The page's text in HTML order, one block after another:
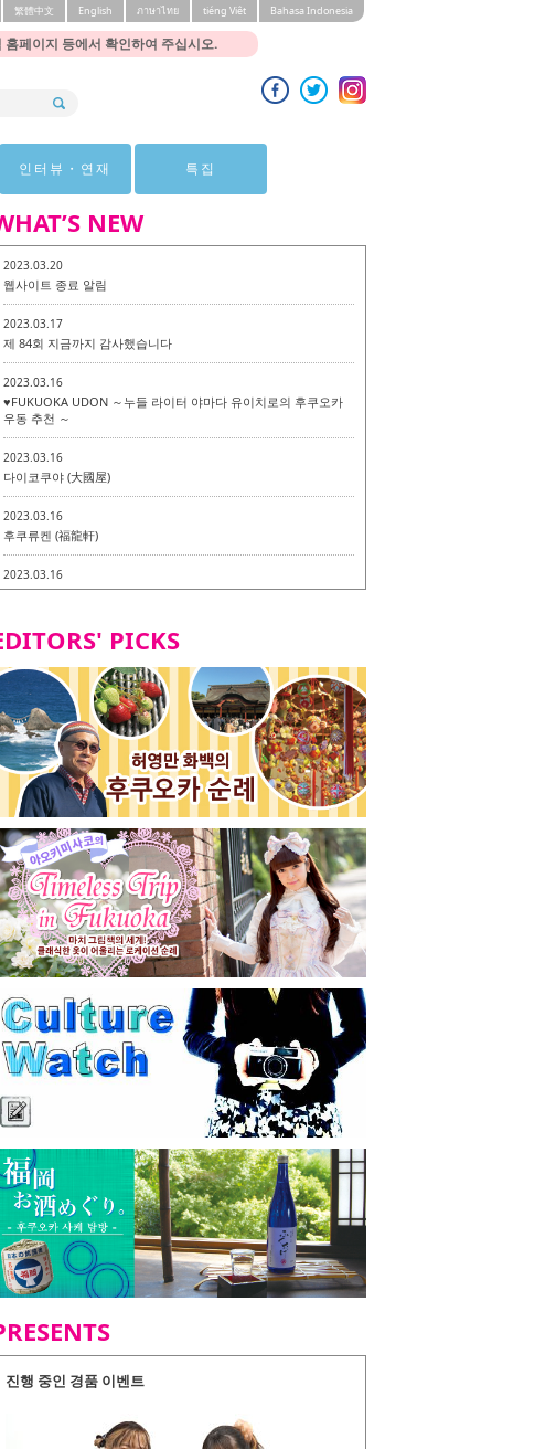
페이지 등에서 확인하여 주십시오.
繁體中文 English ภาษาไทย tiéng Viêt Bahasa Indonesia
인터뷰・연재 특집
NEW
2023.03.20
웹사이트 종료 알림
2023.03.17
제 84회 지금까지 감사했습니다
2023.03.16
♥FUKUOKA UDON ～누들 라이터 야마다 유이치로의 후쿠오카
우동 추천 ～
2023.03.16
다이코쿠야 (大國屋)
2023.03.16
후쿠류켄 (福龍軒)
2023.03.16
후쿠오카 라멘 월드 - Presented by 누들 라이터 야마다 유이치로
2023.03.07
비건・베지테리언 메뉴 시식 투어 in 후쿠오카시
2023.03.07
이소기요카라즈 하카타 본점 / 磯ぎよからず 博多本店 - 비건・베
지테리언 메뉴 시식투어 in 후쿠오카시 -
2023.03.02
little stand 다이묘점 -비건・베지테리언 메뉴 시식투어 in 후쿠오
카시
2023.02.28
토치쿠켄 오리오본사 우동점 / 東筑軒 折尾本社うどん店
PICKS
진행 중인 경품 이벤트